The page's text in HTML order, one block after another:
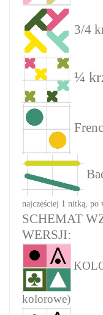
3/4
¼
najczęściej 1 nitką,
SCHEMAT
WERSJI:
kolorowe)